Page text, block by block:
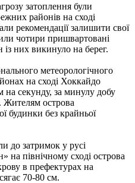
затоплення були
районів на сході
рекомендації залишити свої
чотири пришвартовані
із них викинуло на берег.
метеорологічного
на сході Хоккайдо
на секунду, за минулу добу
Жителям острова
будинки без крайньої
до затримок у русі
на північному сході острова
в префектурах на
70-80 см.